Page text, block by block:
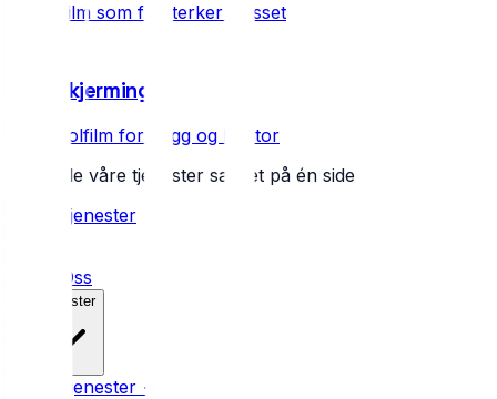
3M-film som forsterker glasset
Solskjerming
3M solfilm for bygg og kontor
Se alle våre tjenester samlet på én side
Alle tjenester
Om Oss
Tjenester
Alle tjenester →